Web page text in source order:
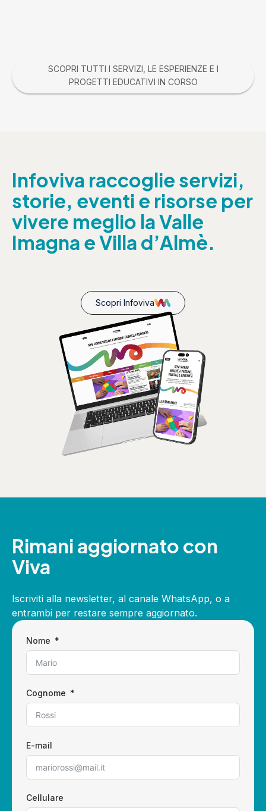
SCOPRI TUTTI I SERVIZI, LE ESPERIENZE E I
PROGETTI EDUCATIVI IN CORSO
Infoviva raccoglie servizi,
storie, eventi e risorse per
vivere meglio la Valle
Imagna e Villa d’Almè.
Scopri Infoviva
Rimani aggiornato con
Viva
Iscriviti alla newsletter, al canale WhatsApp, o a
entrambi per restare sempre aggiornato.
Nome
Cognome
E-mail
Cellulare